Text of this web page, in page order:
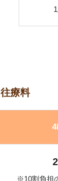
往療料
※10割負担